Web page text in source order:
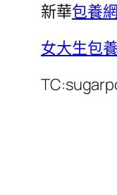
新華包養網
女大生包